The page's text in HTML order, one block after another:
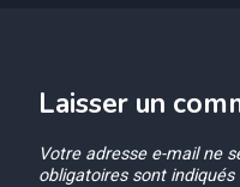
Laisser un
Votre adresse e-mail ne
obligatoires sont indiqués